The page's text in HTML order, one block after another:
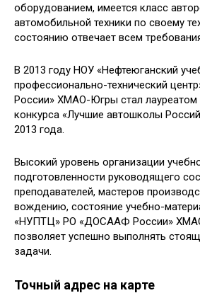
оборудованием, имеется класс
автомобильной техники по своему
состоянию отвечает всем
В 2013 году НОУ «Нефтеюганский
профессионально-технический
России» ХМАО-Югры стал лауреатом
конкурса «Лучшие автошколы
2013 года.
Высокий уровень организации
подготовленности руководящего
преподавателей, мастеров
вождению, состояние учебно-
«НУПТЦ» РО «ДОСААФ России»
позволяет успешно выполнять
задачи.
Точный адрес на карте